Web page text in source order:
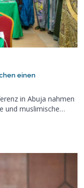
einen
in Abuja nahmen
und muslimische…